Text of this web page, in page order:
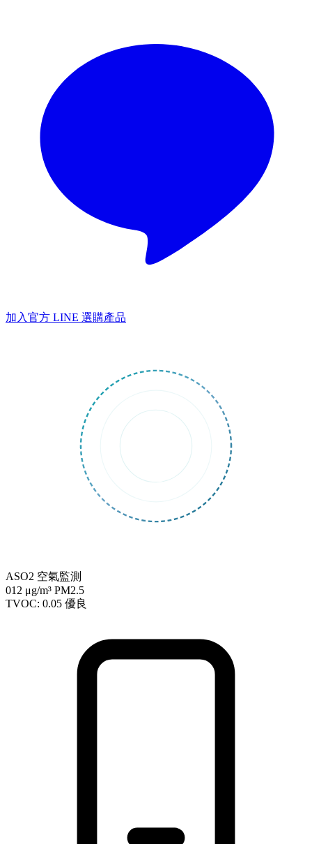
加入官方 LINE 選購產品
ASO2 空氣監測
012 μg/m³ PM2.5
TVOC: 0.05 優良